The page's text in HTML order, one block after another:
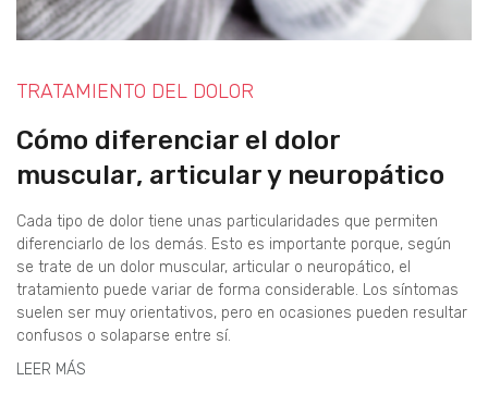
TRATAMIENTO DEL DOLOR
Cómo diferenciar el dolor
muscular, articular y neuropático
Cada tipo de dolor tiene unas particularidades que permiten
diferenciarlo de los demás. Esto es importante porque, según
se trate de un dolor muscular, articular o neuropático, el
tratamiento puede variar de forma considerable. Los síntomas
suelen ser muy orientativos, pero en ocasiones pueden resultar
confusos o solaparse entre sí.
LEER MÁS